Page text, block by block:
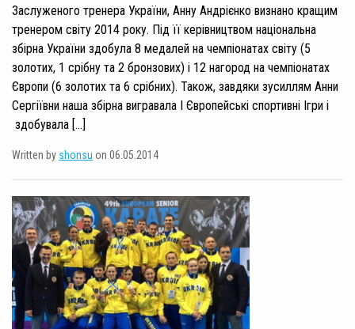
Заслуженого тренера України, Анну Андрієнко визнано кращим
тренером світу 2014 року. Під її керівництвом національна
збірна України здобула 8 медалей на чемпіонатах світу (5
золотих, 1 срібну та 2 бронзових) і 12 нагород на чемпіонатах
Європи (6 золотих та 6 срібних). Також, завдяки зусиллям Анни
Сергіївни наша збірна вигравала І Європейські спортивні Ігри і
здобувала […]
Written by shonsu on 06.05.2014